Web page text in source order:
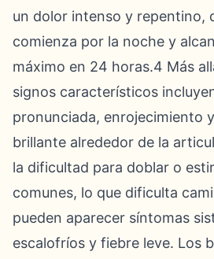
un dolor intenso y repentino,
comienza por la noche y
máximo en 24 horas.4 Más
signos característicos
pronunciada, enrojecimiento
brillante alrededor de la
la dificultad para doblar o
comunes, lo que dificulta
pueden aparecer síntomas
escalofríos y fiebre leve. Los